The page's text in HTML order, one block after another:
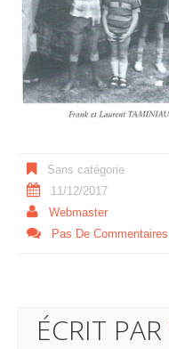
Sans catégorie
11/12/2017
Webmaster
Pas De Commentaires
ÉCRIT PAR